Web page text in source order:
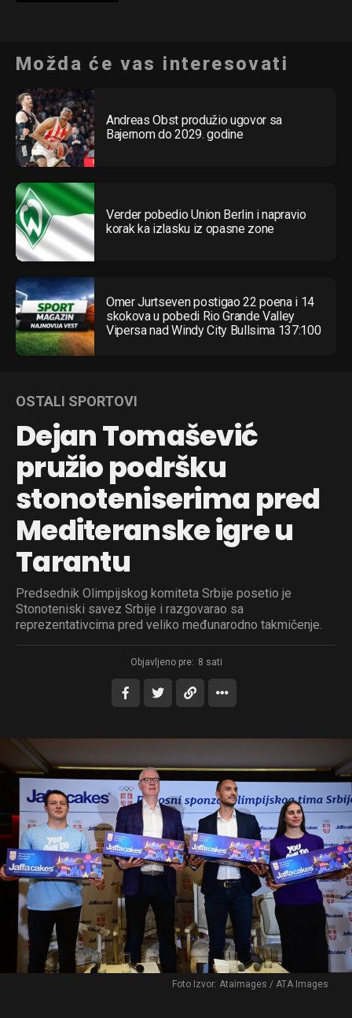
Možda će vas interesovati
Andreas Obst produžio ugovor sa
Bajernom do 2029. godine
Verder pobedio Union Berlin i napravio
korak ka izlasku iz opasne zone
Omer Jurtseven postigao 22 poena i 14
skokova u pobedi Rio Grande Valley
Vipersa nad Windy City Bullsima 137:100
OSTALI SPORTOVI
Dejan Tomašević
pružio podršku
stonoteniserima pred
Mediteranske igre u
Tarantu
Predsednik Olimpijskog komiteta Srbije posetio je
Stonoteniski savez Srbije i razgovarao sa
reprezentativcima pred veliko međunarodno takmičenje.
Objavljeno pre: 8 sati
Foto Izvor: Ataimages / ATA Images